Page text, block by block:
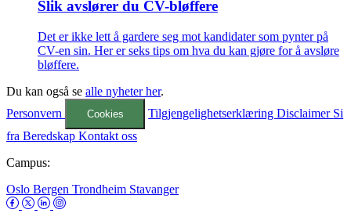
Slik avslører du CV-bløffere
Det er ikke lett å gardere seg mot kandidater som pynter på
CV-en sin. Her er seks tips om hva du kan gjøre for å avsløre
bløffere.
Du kan også se alle nyheter her.
Personvern
Cookies TilgjengelighetserklæringDisclaimer Si
fra Beredskap Kontakt oss
Campus:
Oslo Bergen Trondheim Stavanger